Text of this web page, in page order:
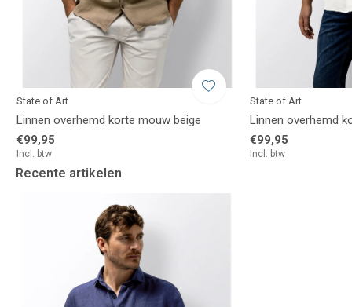
State of Art
Linnen overhemd korte mouw beige
€99,95
Incl. btw
State of Art
Linnen overhemd
€99,95
Incl. btw
Recente artikelen